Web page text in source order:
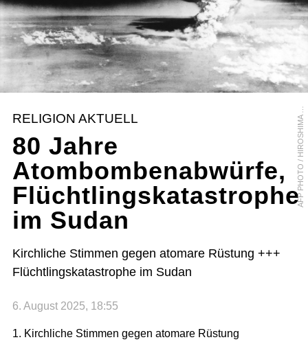
A
F
P
P
H
O
T
O
/
H
I
R
O
S
H
I
M
A
P
E
A
C
E
M
E
M
O
R
I
A
L
M
U
S
E
U
M
RELIGION AKTUELL
80 Jahre
Atombombenabwürfe,
Flüchtlingskatastrophe
im Sudan
Kirchliche Stimmen gegen atomare Rüstung +++
Flüchtlingskatastrophe im Sudan
6. August 2025, 18:55
1. Kirchliche Stimmen gegen atomare Rüstung